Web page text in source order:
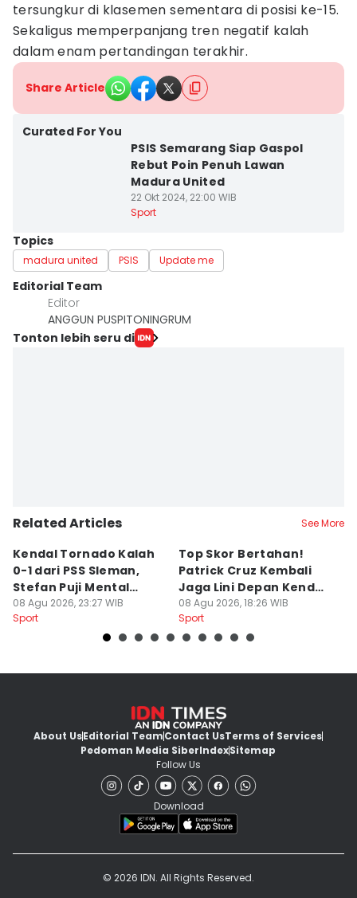
tersungkur di klasemen sementara di posisi ke-15.
Sekaligus memperpanjang tren negatif kalah
dalam enam pertandingan terakhir.
Share Article
Curated For You
PSIS Semarang Siap Gaspol
Rebut Poin Penuh Lawan
Madura United
22 Okt 2024, 22:00 WIB
Sport
Topics
madura united PSIS Update me
Editorial Team
Editor
ANGGUN PUSPITONINGRUM
Tonton lebih seru di
Related Articles See More
Kendal Tornado Kalah
0-1 dari PSS Sleman,
Stefan Puji Mental
Pemain
08 Agu 2026, 23:27 WIB
Sport
Top Skor Bertahan!
Patrick Cruz Kembali
Jaga Lini Depan Kendal
Tornado
08 Agu 2026, 18:26 WIB
Sport
About UsEditorial TeamContact UsTerms of Services
Pedoman Media SiberIndexSitemap
Follow Us
Download
© 2026 IDN. All Rights Reserved.